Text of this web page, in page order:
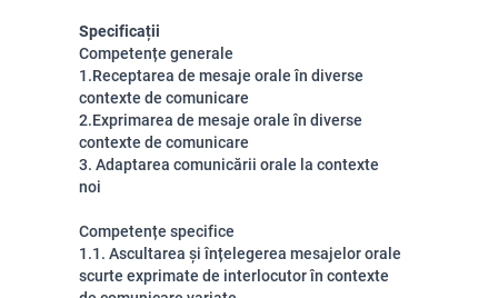
Specificații
Competențe generale
1.Receptarea de mesaje orale în diverse
contexte de comunicare
2.Exprimarea de mesaje orale în diverse
contexte de comunicare
3. Adaptarea comunicării orale la contexte
noi
Competențe specifice
1.1. Ascultarea și înțelegerea mesajelor orale
scurte exprimate de interlocutor în contexte